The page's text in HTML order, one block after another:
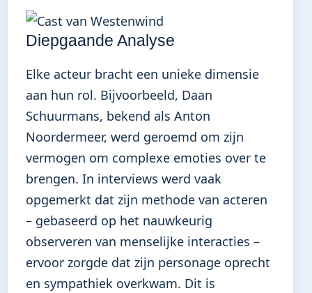
Diepgaande Analyse
Elke acteur bracht een unieke dimensie
aan hun rol. Bijvoorbeeld, Daan
Schuurmans, bekend als Anton
Noordermeer, werd geroemd om zijn
vermogen om complexe emoties over te
brengen. In interviews werd vaak
opgemerkt dat zijn methode van acteren
– gebaseerd op het nauwkeurig
observeren van menselijke interacties –
ervoor zorgde dat zijn personage oprecht
en sympathiek overkwam. Dit is